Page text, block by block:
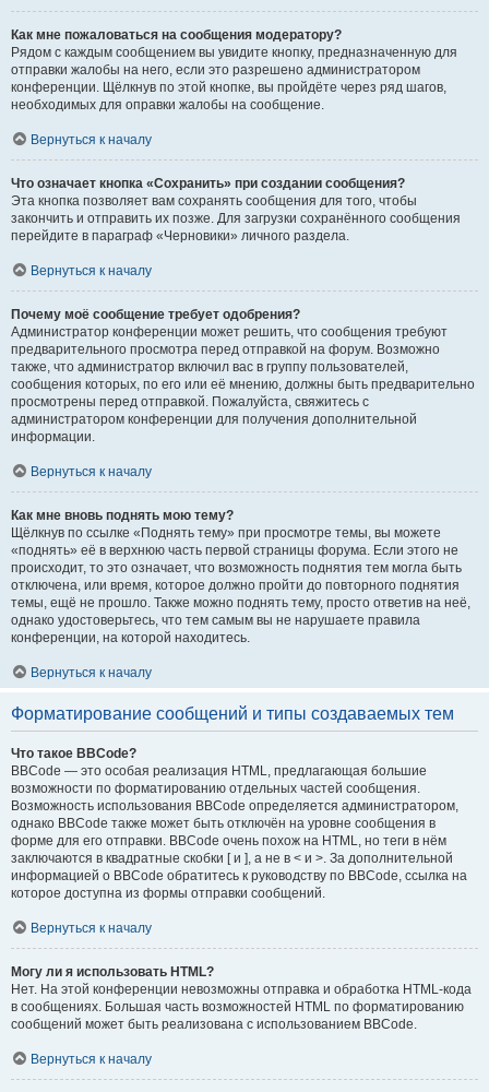
Как мне пожаловаться на сообщения модератору?
Рядом с каждым сообщением вы увидите кнопку, предназначенную для
отправки жалобы на него, если это разрешено администратором
конференции. Щёлкнув по этой кнопке, вы пройдёте через ряд шагов,
необходимых для оправки жалобы на сообщение.
Вернуться к началу
Что означает кнопка «Сохранить» при создании сообщения?
Эта кнопка позволяет вам сохранять сообщения для того, чтобы
закончить и отправить их позже. Для загрузки сохранённого сообщения
перейдите в параграф «Черновики» личного раздела.
Вернуться к началу
Почему моё сообщение требует одобрения?
Администратор конференции может решить, что сообщения требуют
предварительного просмотра перед отправкой на форум. Возможно
также, что администратор включил вас в группу пользователей,
сообщения которых, по его или её мнению, должны быть предварительно
просмотрены перед отправкой. Пожалуйста, свяжитесь с
администратором конференции для получения дополнительной
информации.
Вернуться к началу
Как мне вновь поднять мою тему?
Щёлкнув по ссылке «Поднять тему» при просмотре темы, вы можете
«поднять» её в верхнюю часть первой страницы форума. Если этого не
происходит, то это означает, что возможность поднятия тем могла быть
отключена, или время, которое должно пройти до повторного поднятия
темы, ещё не прошло. Также можно поднять тему, просто ответив на неё,
однако удостоверьтесь, что тем самым вы не нарушаете правила
конференции, на которой находитесь.
Вернуться к началу
Форматирование сообщений и типы создаваемых тем
Что такое BBCode?
BBCode — это особая реализация HTML, предлагающая большие
возможности по форматированию отдельных частей сообщения.
Возможность использования BBCode определяется администратором,
однако BBCode также может быть отключён на уровне сообщения в
форме для его отправки. BBCode очень похож на HTML, но теги в нём
заключаются в квадратные скобки [ и ], а не в < и >. За дополнительной
информацией о BBCode обратитесь к руководству по BBCode, ссылка на
которое доступна из формы отправки сообщений.
Вернуться к началу
Могу ли я использовать HTML?
Нет. На этой конференции невозможны отправка и обработка HTML-кода
в сообщениях. Большая часть возможностей HTML по форматированию
сообщений может быть реализована с использованием BBCode.
Вернуться к началу